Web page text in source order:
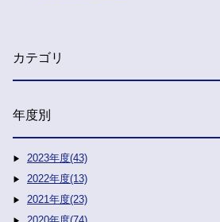
カテゴリ
年度別
2023年度(43)
2022年度(13)
2021年度(23)